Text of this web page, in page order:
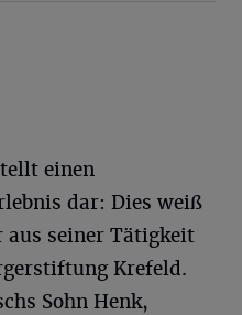
einen
dar: Dies weiß
aus seiner Tätigkeit
Krefeld.
Sohn Henk,